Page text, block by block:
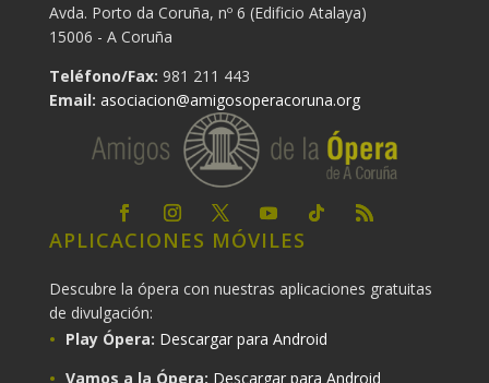
Avda. Porto da Coruña, nº 6 (Edificio Atalaya)
15006 - A Coruña
Teléfono/Fax: 981 211 443
Email: asociacion@amigosoperacoruna.org
APLICACIONES MÓVILES
Descubre la ópera con nuestras aplicaciones gratuitas
de divulgación:
Play Ópera: Descargar para Android
Vamos a la Ópera: Descargar para Android